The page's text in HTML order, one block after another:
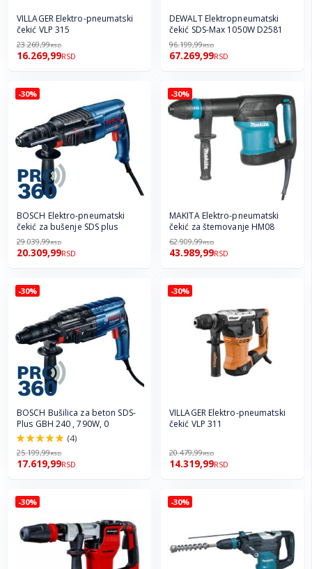
VILLAGER Elektro-pneumatski
čekić VLP 315
23.269,99RSD
16.269,99RSD
DEWALT Elektropneumatski
čekić SDS-Max 1050W D2581
96.199,99RSD
67.269,99RSD
-30%
BOSCH Elektro-pneumatski
čekić za bušenje SDS plus
29.039,99RSD
20.309,99RSD
-30%
MAKITA Elektro-pneumatski
čekić za štemovanje HM08
62.909,99RSD
43.989,99RSD
-30%
BOSCH Bušilica za beton SDS-
Plus GBH 240 , 790W, 0
100.0%
(4)
25.199,99RSD
17.619,99RSD
-30%
VILLAGER Elektro-pneumatski
čekić VLP 311
20.479,99RSD
14.319,99RSD
-30% -30%